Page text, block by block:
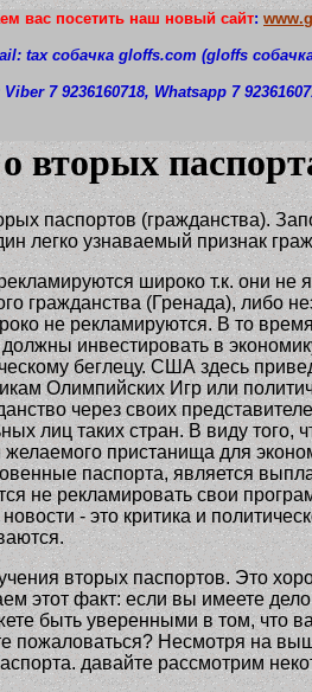
вас посетить наш новый сайт:
tax собачка gloffs.com (gloffs
7 9236160718, Whatsapp 7
вторых
паспортов (гражданства).
легко узнаваемый признак
широко т.к. они
гражданства (Гренада), либо
не рекламируются. В то
должны инвестировать в
беглецу. США здесь
Олимпийских Игр или
через своих
лиц таких стран. В виду того,
пристанища для
паспорта, является
не рекламировать свои
- это критика и
вторых паспортов. Это
этот факт: если вы имеете
быть уверенными в том, что
пожаловаться? Несмотря на
давайте рассмотрим